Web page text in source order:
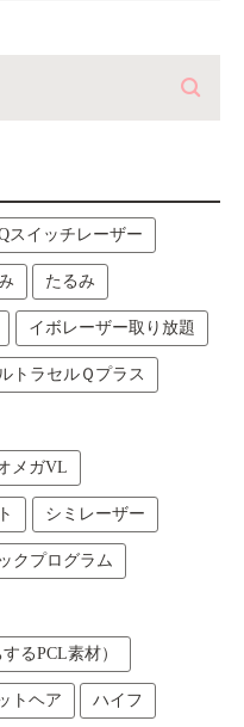
スイッチレーザー
たるみ
イボレーザー取り放題
トラセルＱプラス
メガVL
シミレーザー
クプログラム
るPCL素材）
トヘア ハイフ